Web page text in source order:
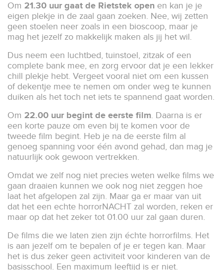
Om 21.30 uur gaat de Rietstek open en kan je je
eigen plekje in de zaal gaan zoeken. Nee, wij zetten
geen stoelen neer zoals in een bioscoop, maar je
mag het jezelf zo makkelijk maken als jij het wil.
Dus neem een luchtbed, tuinstoel, zitzak of een
complete bank mee, en zorg ervoor dat je een lekker
chill plekje hebt. Vergeet vooral niet om een kussen
of dekentje mee te nemen om onder weg te kunnen
duiken als het toch net iets te spannend gaat worden.
Om 22.00 uur begint de eerste film. Daarna is er
een korte pauze om even bij te komen voor de
tweede film begint. Heb je na de eerste film al
genoeg spanning voor één avond gehad, dan mag je
natuurlijk ook gewoon vertrekken.
Omdat we zelf nog niet precies weten welke films we
gaan draaien kunnen we ook nog niet zeggen hoe
laat het afgelopen zal zijn. Maar ga er maar van uit
dat het een echte horrorNACHT zal worden, reken er
maar op dat het zeker tot 01.00 uur zal gaan duren.
De films die we laten zien zijn échte horrorfilms. Het
is aan jezelf om te bepalen of je er tegen kan. Maar
het is dus zeker geen activiteit voor kinderen van de
basisschool. Een maximum leeftijd is er niet.